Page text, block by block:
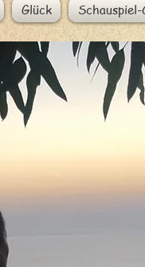
Glück Schauspiel-